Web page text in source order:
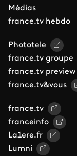
Médias
france.tv hebdo
Phototele
france.tv groupe
france.tv preview
france.tv&vous
france.tv
franceinfo
La1ere.fr
Lumni